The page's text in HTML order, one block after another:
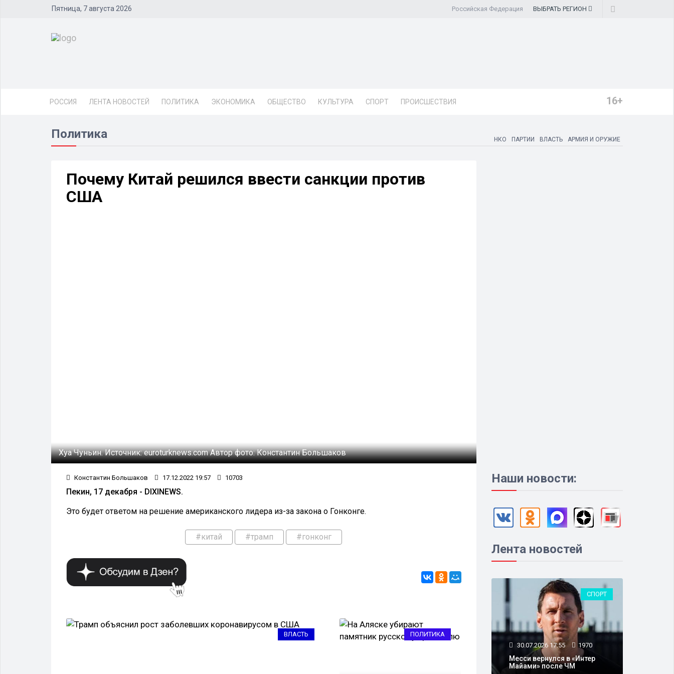
Пятница, 7 августа 2026 Российская Федерация ВЫБРАТЬ РЕГИОН
РОССИЯ ЛЕНТА НОВОСТЕЙ ПОЛИТИКА ЭКОНОМИКА ОБЩЕСТВО КУЛЬТУРА СПОРТ ПРОИСШЕСТВИЯ 16+
Политика НКО ПАРТИИ ВЛАСТЬ АРМИЯ И ОРУЖИЕ
Почему Китай решился ввести санкции против
США
Хуа Чуньин.Источник:euroturknews.comАвтор фото:Константин Большаков
Константин Большаков 17.12.2022 19:57 10703
Пекин, 17 декабря - DIXINEWS.
Это будет ответом на решение американского лидера из-за закона о Гонконге.
#китай #трамп #гонконг
ВЛАСТЬ ПОЛИТИКА
ПОЛИТИКА
Наши новости:
Лента новостей
СПОРТ
30.07.2026 17:55 1970
Месси вернулся в «Интер
Майами» после ЧМ